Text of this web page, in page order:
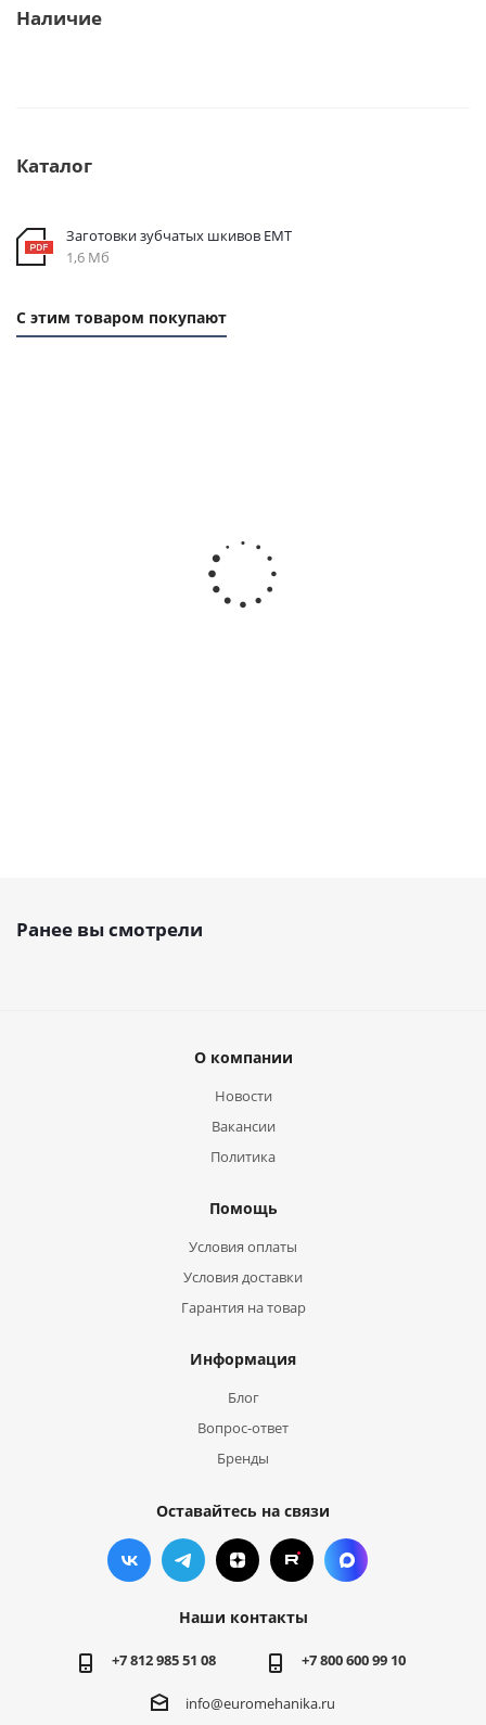
Наличие
Каталог
Заготовки зубчатых шкивов EMT
1,6 Мб
С этим товаром покупают
Фланец (реборда) 27, 75х60мм, толщина 1мм, для
зубчатого шкива, EMT
Ранее вы смотрели
О компании
Новости
Вакансии
Политика
Помощь
Условия оплаты
Условия доставки
Гарантия на товар
Информация
Блог
Вопрос-ответ
Бренды
Оставайтесь на связи
Наши контакты
+7 812 985 51 08 +7 800 600 99 10
info@euromehanika.ru